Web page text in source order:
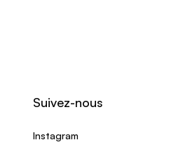
Suivez-nous
Instagram